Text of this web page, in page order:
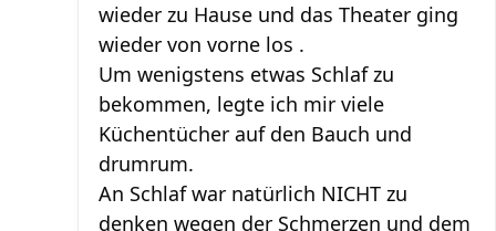
wieder zu Hause und das Theater ging
wieder von vorne los .
Um wenigstens etwas Schlaf zu
bekommen, legte ich mir viele
Küchentücher auf den Bauch und
drumrum.
An Schlaf war natürlich NICHT zu
denken wegen der Schmerzen und dem